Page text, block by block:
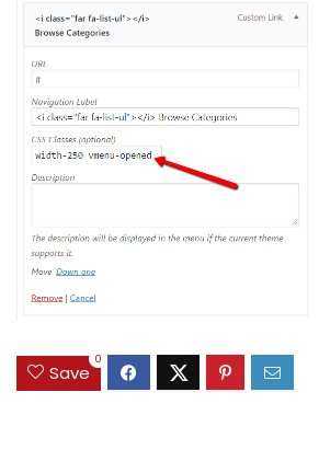
Save
0